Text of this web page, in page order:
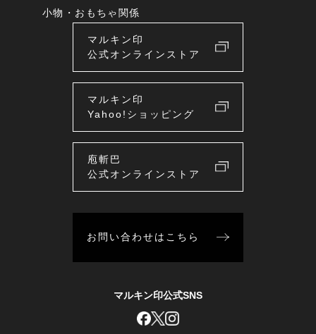
小物・おもちゃ関係
マルキン印
公式オンラインストア
マルキン印
Yahoo!ショッピング
庖斬巴
公式オンラインストア
お問い合わせはこちら
マルキン印公式SNS